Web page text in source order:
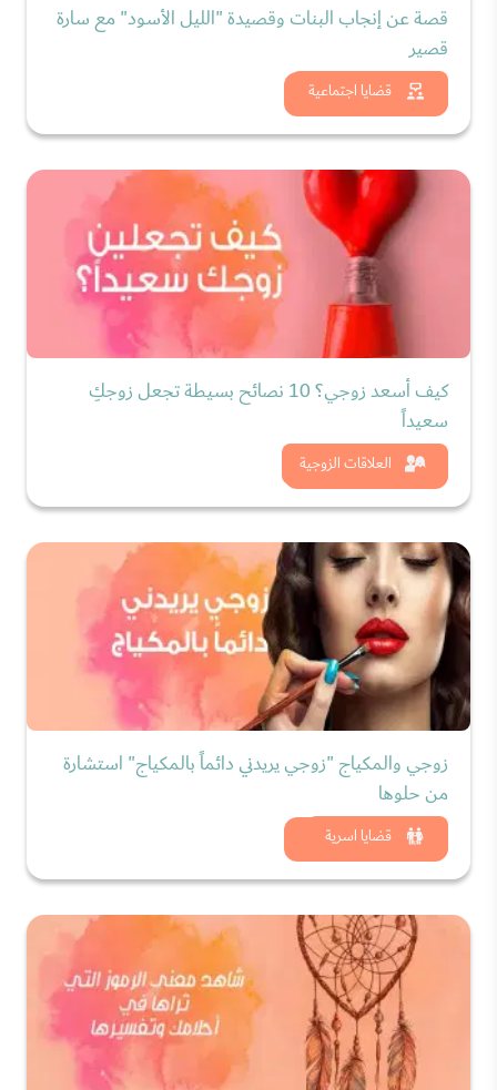
قضايا اجتماعية
قصة عن إنجاب البنات وقصيدة "الليل الأسود" مع سارة
قصير
شاهد الان
العلاقات الزوجية
كيف أسعد زوجي؟ 10 نصائح بسيطة تجعل زوجكِ
سعيداً
شاهد الان
قضايا اسرية
زوجي والمكياج "زوجي يريدني دائماً بالمكياج" استشارة
من حلوها
شاهد الان